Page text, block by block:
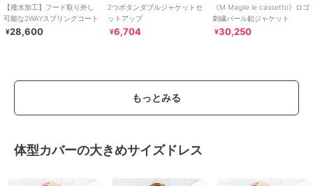
【撥水加工】フード取り外し
可能な2WAYスプリングコート
¥28,600
2つボタンダブルジャケットセ
ットアップ
¥6,704
《M Maglie le cassetto》ロゴ
刺繍パール釦ジャケット
¥30,250
もっとみる
体型カバーの大きめサイズドレス